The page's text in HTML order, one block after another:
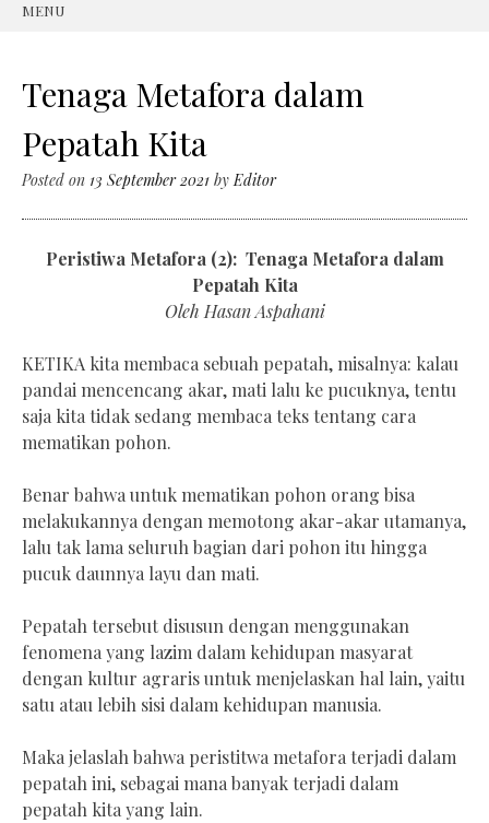
MENU
Tenaga Metafora dalam
Pepatah Kita
Posted on 13 September 2021 byEditor
Peristiwa Metafora (2): Tenaga Metafora dalam
Pepatah Kita
Oleh Hasan Aspahani
KETIKA kita membaca sebuah pepatah, misalnya: kalau
pandai mencencang akar, mati lalu ke pucuknya, tentu
saja kita tidak sedang membaca teks tentang cara
mematikan pohon.
Benar bahwa untuk mematikan pohon orang bisa
melakukannya dengan memotong akar-akar utamanya,
lalu tak lama seluruh bagian dari pohon itu hingga
pucuk daunnya layu dan mati.
Pepatah tersebut disusun dengan menggunakan
fenomena yang lazim dalam kehidupan masyarat
dengan kultur agraris untuk menjelaskan hal lain, yaitu
satu atau lebih sisi dalam kehidupan manusia.
Maka jelaslah bahwa peristitwa metafora terjadi dalam
pepatah ini, sebagai mana banyak terjadi dalam
pepatah kita yang lain.